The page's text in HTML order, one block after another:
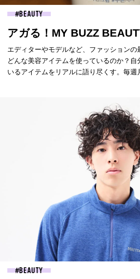
BEAUTY
アガる！MY BUZZ
エディターやモデルなど、ファッションの
どんな美容アイテムを使っているのか？
いるアイテムをリアルに語り尽くす。毎週
BEAUTY